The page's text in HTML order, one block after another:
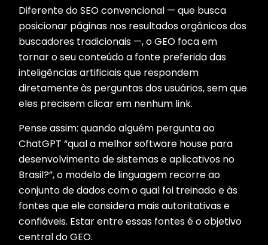
Diferente do SEO convencional — que busca
posicionar páginas nos resultados orgânicos dos
buscadores tradicionais —, o GEO foca em
tornar o seu conteúdo a fonte preferida das
inteligências artificiais que respondem
diretamente às perguntas dos usuários, sem que
eles precisem clicar em nenhum link.
Pense assim: quando alguém pergunta ao
ChatGPT “qual a melhor software house para
desenvolvimento de sistemas e aplicativos no
Brasil?”, o modelo de linguagem recorre ao
conjunto de dados com o qual foi treinado e às
fontes que ele considera mais autoritativas e
confiáveis. Estar entre essas fontes é o objetivo
central do GEO.